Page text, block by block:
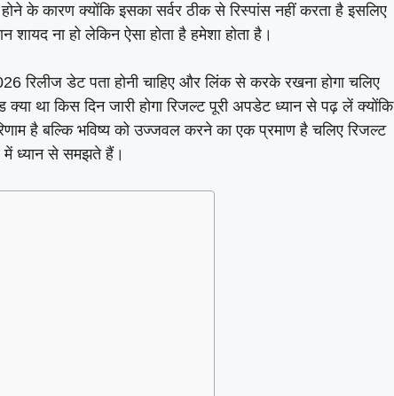
के कारण क्योंकि इसका सर्वर ठीक से रिस्पांस नहीं करता है इसलिए
शायद ना हो लेकिन ऐसा होता है हमेशा होता है।
रिलीज डेट पता होनी चाहिए और लिंक से करके रखना होगा चलिए
था किस दिन जारी होगा रिजल्ट पूरी अपडेट ध्यान से पढ़ लें क्योंकि
है बल्कि भविष्य को उज्जवल करने का एक प्रमाण है चलिए रिजल्ट
ध्यान से समझते हैं।